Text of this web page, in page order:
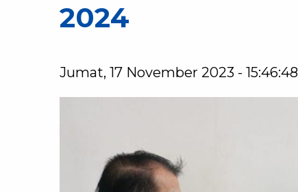
2024
Jumat, 17 November 2023 - 15:46:48